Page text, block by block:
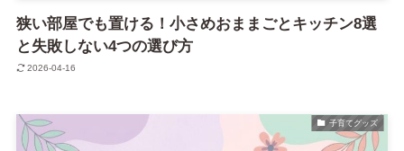
狭い部屋でも置ける！小さめおままごとキッチン8選
と失敗しない4つの選び方
2026-04-16
子育てグッズ